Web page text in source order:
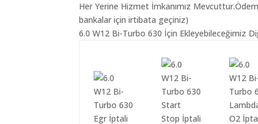
Her Yerine Hizmet İmkanımız
bankalar için irtibata geçiniz)
6.0 W12 Bi-Turbo 630 İçin Ekleyebileceğimiz